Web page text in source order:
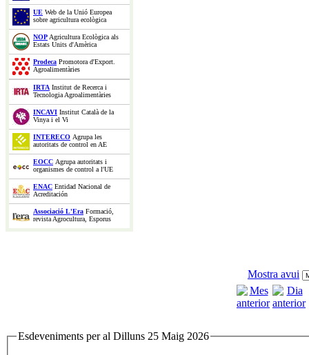
UE Web de la Unió Europea
sobre agricultura ecològica
NOPAgricultura Ecològica als
Estats Units d'Amèrica
Prodeca Promotora d'Export.
Agroalimentàries
IRTA Institut de Recerca i
Tecnologia Agroalimentàries
INCAVI Institut Català de la
Vinya i el Vi
INTERECO Agrupa les
autoritats de control en AE
EOCC Agrupa autoritats i
organismes de control a l'UE
ENAC Entidad Nacional de
Acreditación
Associació L'Era Formació,
revista Agrocultura, Esporus
Mostra avui
Esdeveniments per al Dilluns 25 Maig 2026